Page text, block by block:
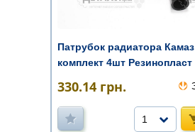
Патрубок радиатора
комплект 4шт Резинопласт
330.14 грн.
1